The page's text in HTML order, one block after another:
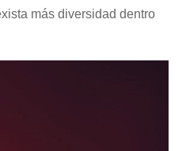
más diversidad dentro